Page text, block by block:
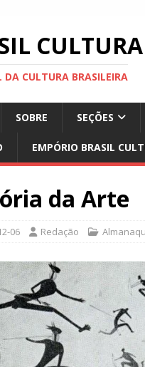
CULTURA
DA CULTURA BRASILEIRA
SOBRE SEÇÕES
EMPÓRIO BRASIL
da Arte
06 Redação